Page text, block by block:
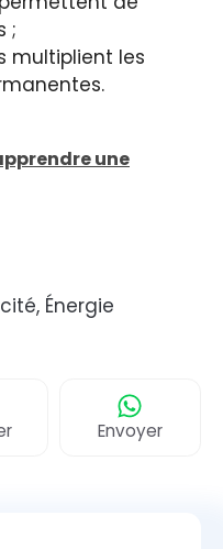
;
multiplient les
une
, Énergie
Envoyer